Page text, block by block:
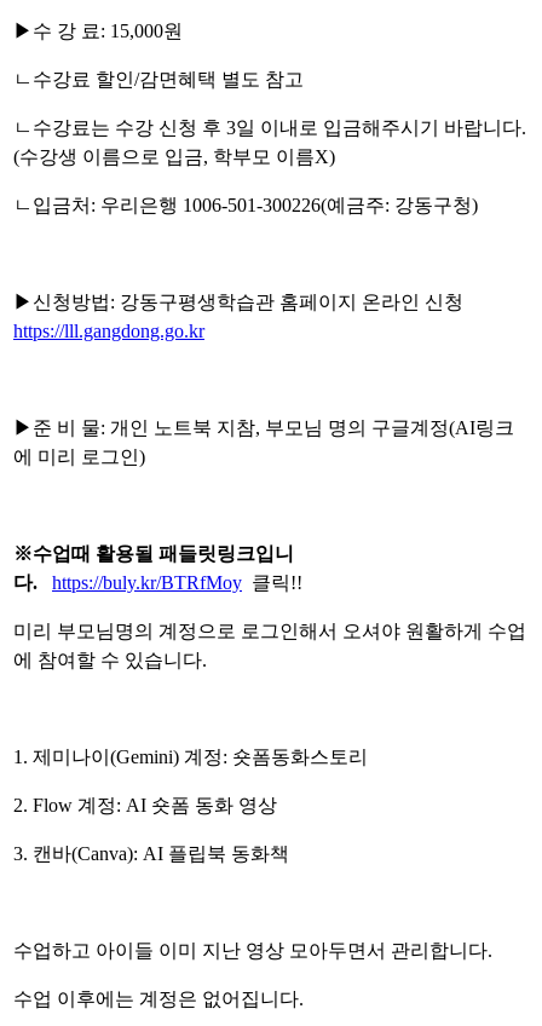
▶ 수 강 료: 15,000원
ㄴ수강료 할인/감면혜택 별도 참고
ㄴ수강료는 수강 신청 후 3일 이내로 입금해주시기 바랍니다.
(수강생 이름으로 입금, 학부모 이름X)
ㄴ입금처 : 우리은행 1006-501-300226(예금주: 강동구청)
▶ 신청방법: 강동구평생학습관 홈페이지 온라인 신청
https://lll.gangdong.go.kr
▶ 준 비 물: 개인 노트북 지참, 부모님 명의 구글계정(AI링크
에 미리 로그인)
※수업때 활용될 패들릿링크입니
다. https://buly.kr/BTRfMoy 클릭!!
미리 부모님명의 계정으로 로그인해서 오셔야 원활하게 수업
에 참여할 수 있습니다.
1. 제미나이 (Gemini) 계정: 숏폼동화스토리
2. Flow 계정: AI 숏폼 동화 영상
3. 캔바(Canva): AI 플립북 동화책
수업하고 아이들 이미 지난 영상 모아두면서 관리합니다.
수업 이후에는 계정은 없어집니다.